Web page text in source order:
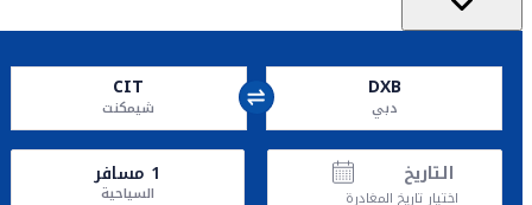
DXB
دبي
CIT
شيمكنت
التاريخ
اختيار تاريخ المغادرة
1 مسافر
السياحية